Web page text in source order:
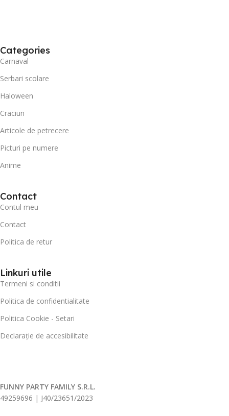
Categories
Carnaval
Serbari scolare
Haloween
Craciun
Articole de petrecere
Picturi pe numere
Anime
Contact
Contul meu
Contact
Politica de retur
Linkuri utile
Termeni si conditii
Politica de confidentialitate
Politica Cookie - Setari
Declarație de accesibilitate
FUNNY PARTY FAMILY S.R.L.
49259696 | J40/23651/2023